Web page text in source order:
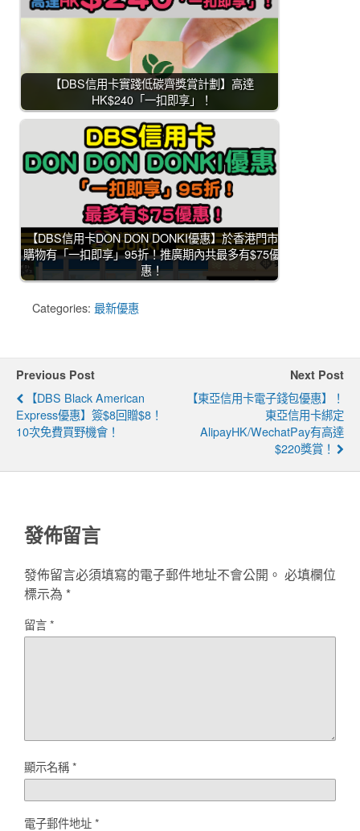
【DBS信用卡實踐低碳齊獎賞計劃】高達
HK$240「一扣即享」！
【DBS信用卡DON DON DONKI優惠】於香港門市
購物有「一扣即享」95折！推廣期內共最多有$75優
惠！
Categories: 最新優惠
Previous Post
【DBS Black American
Express優惠】簽$8回贈$8！
10次免費買野機會！
Next Post
【東亞信用卡電子錢包優惠】！
東亞信用卡綁定
AlipayHK/WechatPay有高達
$220獎賞！
發佈留言
發佈留言必須填寫的電子郵件地址不會公開。 必填欄位
標示為 *
留言*
顯示名稱*
電子郵件地址*